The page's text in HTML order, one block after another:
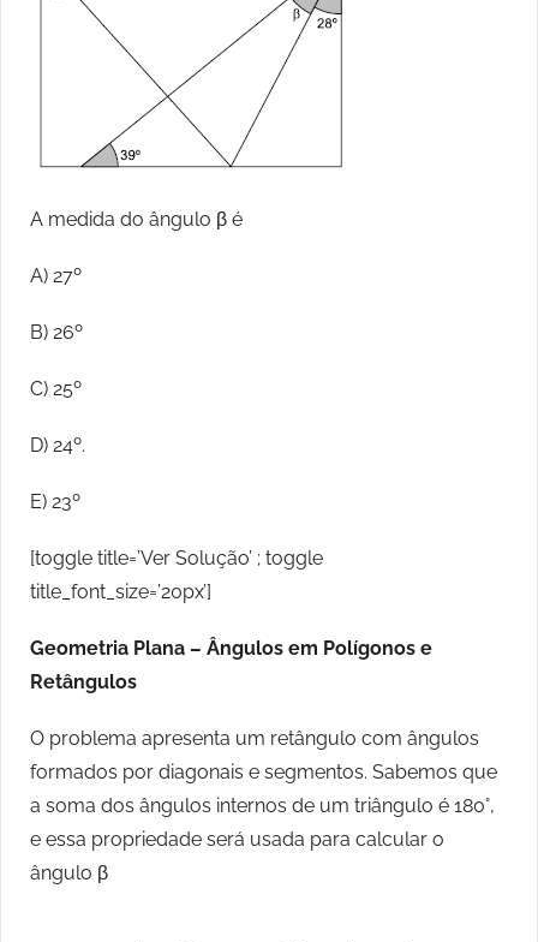
A medida do ângulo β é
A) 27º
B) 26º
C) 25º
D) 24º.
E) 23º
[toggle title=’Ver Solução’ ; toggle
title_font_size=’20px’]
Geometria Plana – Ângulos em Polígonos e
Retângulos
O problema apresenta um retângulo com ângulos
formados por diagonais e segmentos. Sabemos que
a soma dos ângulos internos de um triângulo é 180°,
e essa propriedade será usada para calcular o
ângulo β